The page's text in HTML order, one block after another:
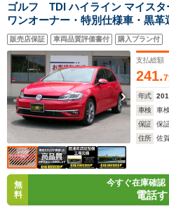
ゴルフ TDI ハイライン マイス
ワンオーナー・特別仕様車・黒
ヒータ・衝突軽減B・レーンキー
ー・純正ナビ・Bカメラ・TV・前
LEDライト・禁煙車
販売店保証 車両品質評価書付 購入プラン付
支払総額
241.7
年式
車検
車
保証
保
住所
佐
無
料
今すぐ在庫確認
電話